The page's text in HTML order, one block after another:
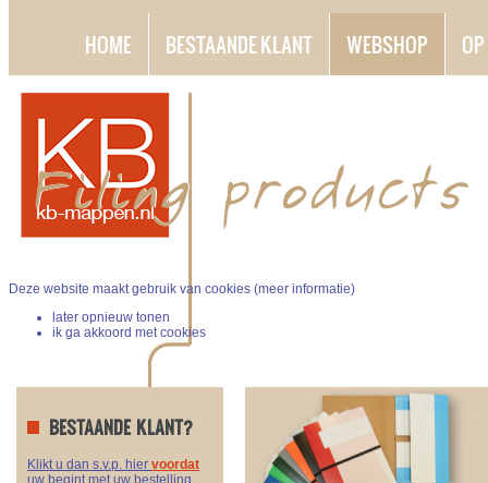
HOME BESTAANDE KLANT WEBSHOP
BESTAANDE KLANT?
Klikt u dan s.v.p. hier voordat
uw begint met uw bestelling.
Deze website maakt gebruik van cookies (meer informatie)
later opnieuw tonen
ik ga akkoord met cookies